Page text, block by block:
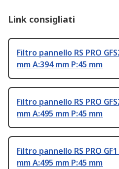
Link consigliati
Filtro pannello RS PRO
mm A:394 mm P:45 mm
Filtro pannello RS PRO
mm A:495 mm P:45 mm
Filtro pannello RS PRO
mm A:495 mm P:45 mm